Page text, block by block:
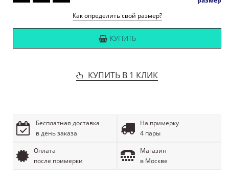
Как определить свой размер?
КУПИТЬ
КУПИТЬ В 1 КЛИК
Бесплатная доставка
в день заказа
На примерку
4 пары
Оплата
после примерки
Магазин
в Москве